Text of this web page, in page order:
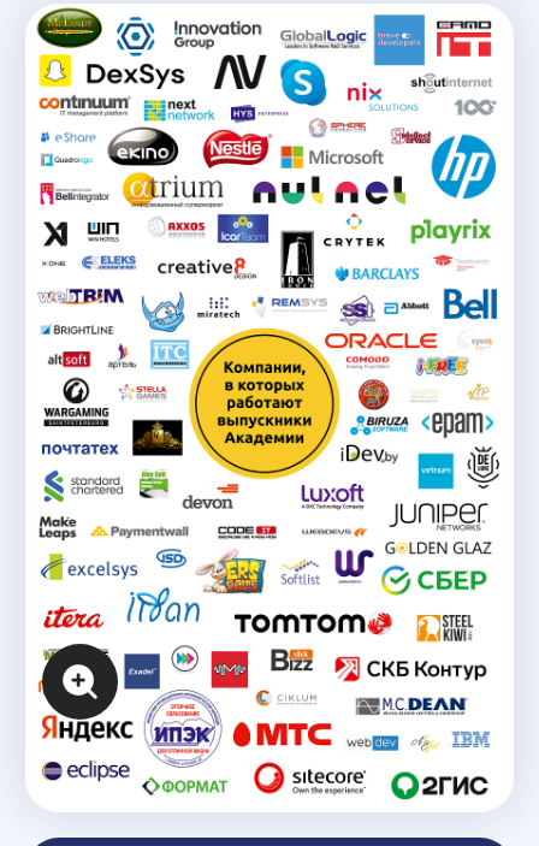
Волонтерские проекты
Открытая защита курсовых проектов
перед работодателями
Темы дипломов — реальные задачи
от компаний
Внутренняя база стажировок
и вакансий
Портфолио-ревью и симуляция
технических собеседований
Наши партнеры
Компании, с которыми
мы сотрудничаем
Наши выпускники смогут работать
в ведущих ИТ-компаниях как в
качестве специалиста, так и
Где работают наши
выпускники? Начинают
в процессе
>50%
Находят
94%